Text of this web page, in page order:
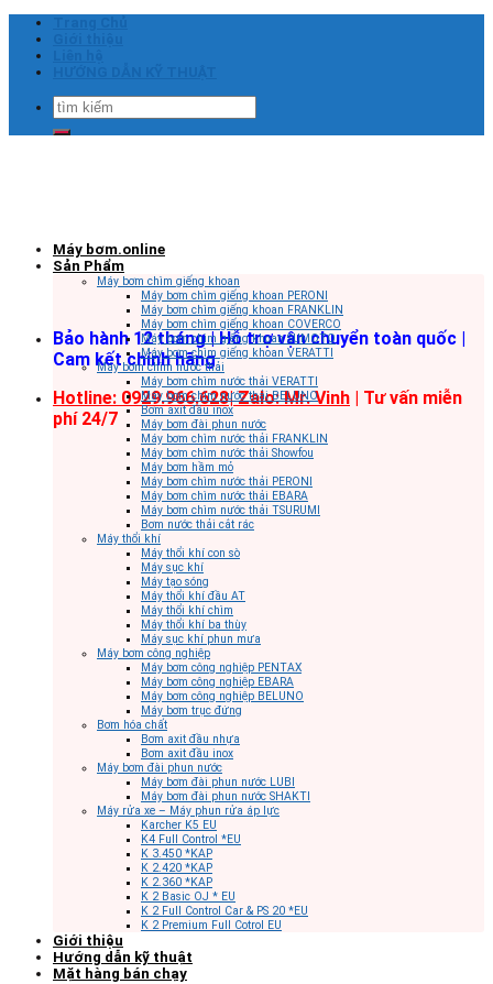
Skip
content
Tìm
kiếm:
Bảo hành 12 tháng | Hỗ trợ vận chuyển toàn quốc |
Cam kết chính hãng
Hotline: 0929.966.628|Zalo: Mr. Vinh | Tư vấn miễn
phí 24/7
Máy bơm.online
Sản Phẩm
Máy bơm chìm giếng khoan
Máy bơm chìm giếng khoan PERONI
Máy bơm chìm giếng khoan FRANKLIN
Máy bơm chìm giếng khoan COVERCO
Máy bơm chìm giếng khoan SUMOTO
Máy bơm chìm giếng khoan VERATTI
Máy bơm chìm nước thải
Máy bơm chìm nước thải VERATTI
Máy bơm chìm nước thải BELUNO
Bơm axit đầu inox
Máy bơm đài phun nước
Máy bơm chìm nước thải FRANKLIN
Máy bơm chìm nước thải Showfou
Máy bơm hầm mỏ
Máy bơm chìm nước thải PERONI
Máy bơm chìm nước thải EBARA
Máy bơm chìm nước thải TSURUMI
Bơm nước thải cắt rác
Máy thổi khí
Máy thổi khí con sò
Máy sục khí
Máy tạo sóng
Máy thổi khí đầu AT
Máy thổi khí chìm
Máy thổi khí ba thùy
Máy sục khí phun mưa
Máy bơm công nghiệp
Máy bơm công nghiệp PENTAX
Máy bơm công nghiệp EBARA
Máy bơm công nghiệp BELUNO
Máy bơm trục đứng
Bơm hóa chất
Bơm axit đầu nhựa
Bơm axit đầu inox
Máy bơm đài phun nước
Máy bơm đài phun nước LUBI
Máy bơm đài phun nước SHAKTI
Máy rửa xe – Máy phun rửa áp lực
Karcher K5 EU
K4 Full Control *EU
K 3.450 *KAP
K 2.420 *KAP
K 2.360 *KAP
K 2 Basic OJ * EU
K 2 Full Control Car & PS 20 *EU
K 2 Premium Full Cotrol EU
Giới thiệu
Hướng dẫn kỹ thuật
Mặt hàng bán chạy